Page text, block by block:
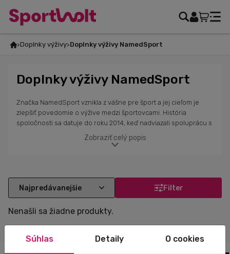
Doplnky výživy Doplnky výživy NamedSport
Doplnky výživy NamedSport
Značka NamedSport vznikla z vášne pre šport a jej cieľom je
zlepšiť povedomie o výžive medzi športovcami. História
spoločnosti sa datuje do roku 2014, keď nadviazali spoluprácu s
Named Srl, poprednou talianskou firmou v oblasti prírodnej
medicíny. NamedSport sa zameriava na výrobu produktov pre
Bianche, Tirreno Adriatico, Milano Sanremo, Milano Torino, Gran
Zobraziť celý popis
Filter
Nenašli sa žiadne produkty.
Súhlas Detaily O cookies